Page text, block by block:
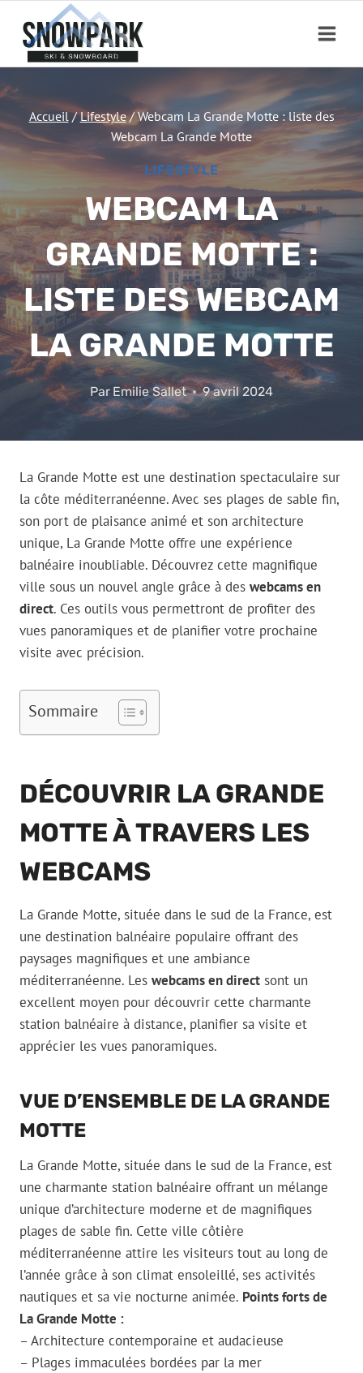
contenu
Accueil / Lifestyle / Webcam La Grande Motte : liste des
Webcam La Grande Motte
LIFESTYLE
WEBCAM LA
GRANDE MOTTE :
LISTE DES WEBCAM
LA GRANDE MOTTE
Par Emilie Sallet 9 avril 2024
La Grande Motte est une destination spectaculaire sur
la côte méditerranéenne. Avec ses plages de sable fin,
son port de plaisance animé et son architecture
unique, La Grande Motte offre une expérience
balnéaire inoubliable. Découvrez cette magnifique
ville sous un nouvel angle grâce à des webcams en
direct. Ces outils vous permettront de profiter des
vues panoramiques et de planifier votre prochaine
visite avec précision.
Sommaire
DÉCOUVRIR LA GRANDE
MOTTE À TRAVERS LES
WEBCAMS
La Grande Motte, située dans le sud de la France, est
une destination balnéaire populaire offrant des
paysages magnifiques et une ambiance
méditerranéenne. Les webcams en direct sont un
excellent moyen pour découvrir cette charmante
station balnéaire à distance, planifier sa visite et
apprécier les vues panoramiques.
VUE D’ENSEMBLE DE LA GRANDE
MOTTE
La Grande Motte, située dans le sud de la France, est
une charmante station balnéaire offrant un mélange
unique d’architecture moderne et de magnifiques
plages de sable fin. Cette ville côtière
méditerranéenne attire les visiteurs tout au long de
l’année grâce à son climat ensoleillé, ses activités
nautiques et sa vie nocturne animée. Points forts de
La Grande Motte :
– Architecture contemporaine et audacieuse
– Plages immaculées bordées par la mer